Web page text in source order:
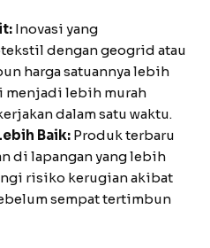
Inovasi yang
dengan geogrid atau
harga satuannya lebih
menjadi lebih murah
dalam satu waktu.
Baik: Produk terbaru
di lapangan yang lebih
risiko kerugian akibat
sempat tertimbun